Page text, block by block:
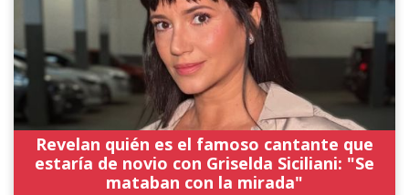
Revelan quién es el famoso cantante que
estaría de novio con Griselda Siciliani: "Se
mataban con la mirada"